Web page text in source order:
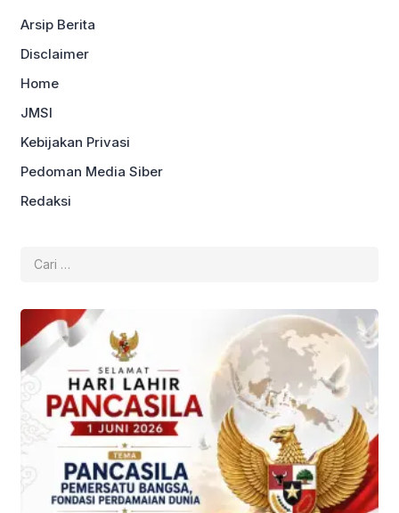
Arsip Berita
Disclaimer
Home
JMSI
Kebijakan Privasi
Pedoman Media Siber
Redaksi
untuk: